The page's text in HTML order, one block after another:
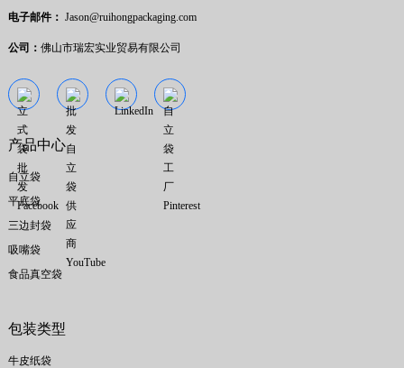
电子邮件： Jason@ruihongpackaging.com
公司： 佛山市瑞宏实业贸易有限公司
产品中心
自立袋
平底袋
三边封袋
吸嘴袋
食品真空袋
包装类型
牛皮纸袋